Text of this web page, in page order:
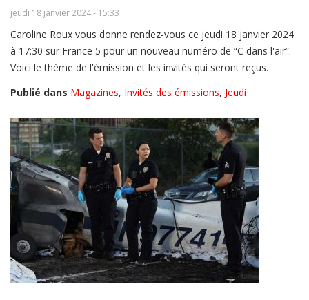
jeudi 18 janvier 2024 - 15:33
Caroline Roux vous donne rendez-vous ce jeudi 18 janvier 2024
à 17:30 sur France 5 pour un nouveau numéro de “C dans l'air”.
Voici le thème de l'émission et les invités qui seront reçus.
Publié dans Magazines, Invités des émissions, Jeudi